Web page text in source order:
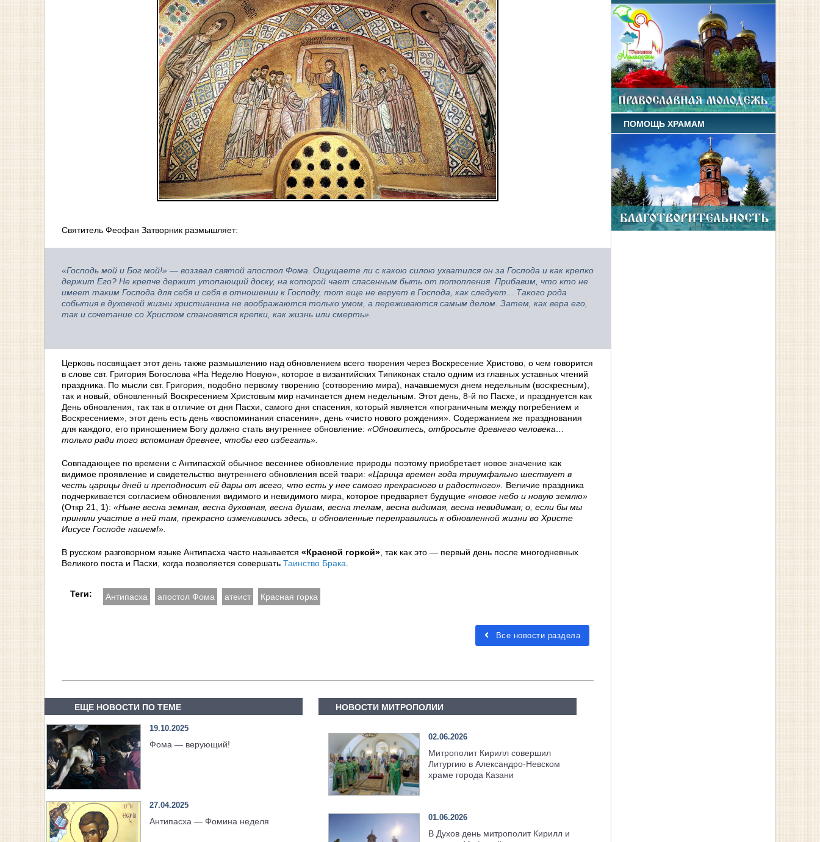
Святитель Феофан Затворник размышляет:
«Господь мой и Бог мой!» — воззвал святой апостол Фома. Ощущаете ли с какою силою ухватился он за Господа и как крепко
держит Его? Не крепче держит утопающий доску, на которой чает спасенным быть от потопления. Прибавим, что кто не
имеет таким Господа для себя и себя в отношении к Господу, тот еще не верует в Господа, как следует... Такого рода
события в духовной жизни христианина не воображаются только умом, а переживаются самым делом. Затем, как вера его,
так и сочетание со Христом становятся крепки, как жизнь или смерть».
Церковь посвящает этот день также размышлению над обновлением всего творения через Воскресение Христово, о чем говорится
в слове свт. Григория Богослова «На Неделю Новую», которое в византийских Типиконах стало одним из главных уставных чтений
праздника. По мысли свт. Григория, подобно первому творению (сотворению мира), начавшемуся днем недельным (воскресным),
так и новый, обновленный Воскресением Христовым мир начинается днем недельным. Этот день, 8-й по Пасхе, и празднуется как
День обновления, так так в отличие от дня Пасхи, самого дня спасения, который является «пограничным между погребением и
Воскресением», этот день есть день «воспоминания спасения», день «чисто нового рождения». Содержанием же празднования
для каждого, его приношением Богу должно стать внутреннее обновление: «Обновитесь, отбросьте древнего человека…
только ради того вспоминая древнее, чтобы его избегать».
Совпадающее по времени с Антипасхой обычное весеннее обновление природы поэтому приобретает новое значение как
видимое проявление и свидетельство внутреннего обновления всей твари: «Царица времен года триумфально шествует в
честь царицы дней и преподносит ей дары от всего, что есть у нее самого прекрасного и радостного». Величие праздника
подчеркивается согласием обновления видимого и невидимого мира, которое предваряет будущие «новое небо и новую землю»
(Откр 21, 1): «Ныне весна земная, весна духовная, весна душам, весна телам, весна видимая, весна невидимая; о, если бы мы
приняли участие в ней там, прекрасно изменившись здесь, и обновленные переправились к обновленной жизни во Христе
Иисусе Господе нашем!».
В русском разговорном языке Антипасха часто называется «Красной горкой», так как это — первый день после многодневных
Великого поста и Пасхи, когда позволяется совершать Таинство Брака.
Теги: Антипасха апостол Фома атеист Красная горка
Все новости раздела
ЕЩЕ НОВОСТИ ПО ТЕМЕ
19.10.2025
Фома — верующий!
27.04.2025
Антипасха — Фомина неделя
НОВОСТИ МИТРОПОЛИИ
02.06.2026
Митрополит Кирилл совершил
Литургию в Александро-Невском
храме города Казани
01.06.2026
В Духов день митрополит Кирилл и
ПОМОЩЬ ХРАМАМ